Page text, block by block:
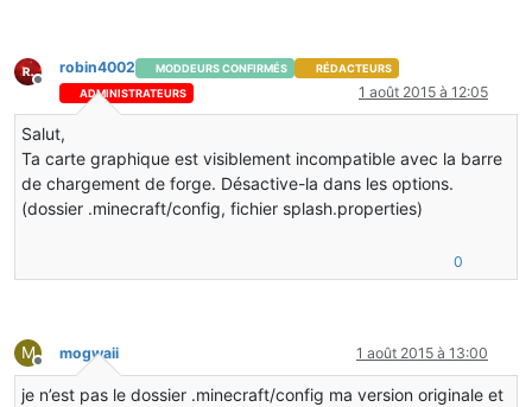
Hors-ligne
robin4002 MODDEURS CONFIRMÉS
RÉDACTEURS
ADMINISTRATEURS
1 août 2015 à 12:05
Salut,
Ta carte graphique est visiblement incompatible avec la barre
de chargement de forge. Désactive-la dans les options.
(dossier .minecraft/config, fichier splash.properties)
0
M
Hors-ligne
mogwaii 1 août 2015 à 13:00
je n’est pas le dossier .minecraft/config ma version originale et